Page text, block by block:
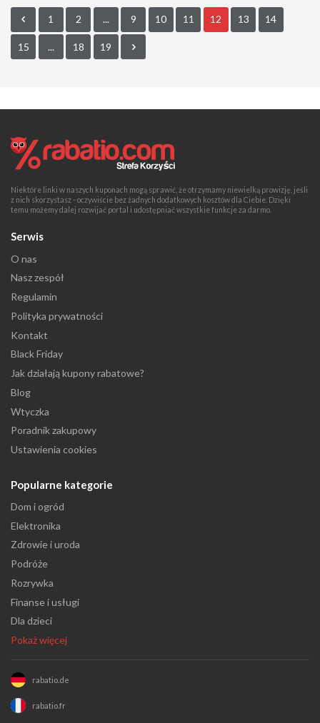
1 2 ... 9 10 11 12 13 14
15 ... 18 19
Niektóre linki w naszych kuponach mogą sprawić, że otrzymamy niewielką prowizję, jeśli
z nich skorzystasz - oczywiście bez żadnych dodatkowych kosztów dla Ciebie. Dzięki
temu możemy dalej rozwijać portal i udostępniać wszystkie funkcje za darmo.
Serwis
O nas
Nasz zespół
Regulamin
Polityka prywatności
Kontakt
Black Friday
Jak działają kupony rabatowe?
Blog
Wtyczka
Poradnik zakupowy
Ustawienia cookies
Popularne kategorie
Dom i ogród
Elektronika
Zdrowie i uroda
Podróże
Rozrywka
Finanse i usługi
Dla dzieci
Pokaż więcej
rabatio.de
rabatio.fr